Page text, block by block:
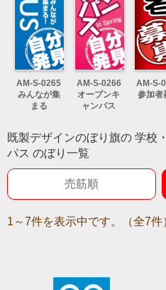
AM-S-0265
みんなが集
まる
AM-S-0266
オープンキ
ャンパス
AM-S-
参加者
既製デザインのぼり旗の 学校
パス のぼり一覧
売筋順
1～7件を表示中です。（全7件